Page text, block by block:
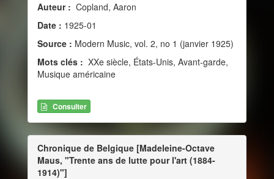
Auteur : Copland, Aaron
Date : 1925-01
Source : Modern Music, vol. 2, no 1 (janvier 1925)
Mots clés : XXe siècle, États-Unis, Avant-garde,
Musique américaine
Consulter
Chronique de Belgique [Madeleine-Octave
Maus, "Trente ans de lutte pour l'art (1884-
1914)"]